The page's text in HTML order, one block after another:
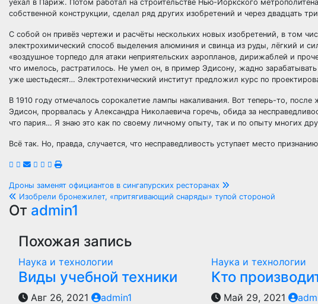
уехал в Париж. Потом работал на строительстве Нью-Йоркского
собственной конструкции, сделал ряд других изобретений и через двадцать
С собой он привёз чертежи и расчёты нескольких новых изобретений, в том
электрохимический способ выделения алюминия и свинца из руды, лёгкий и
«воздушное торпедо для атаки неприятельских аэропланов, дирижаблей и
что имелось, растратилось. Не умел он, в пример Эдисону, жадно
уже шестьдесят… Электротехнический институт предложил курс по
В 1910 году отмечалось сорокалетие лампы накаливания. Вот теперь-то,
Эдисон, прорвалась у Александра Николаевича горечь, обида за
что пария… Я знаю это как по своему личному опыту, так и по опыту многих
Всё так. Но, правда, случается, что несправедливость уступает место
Навигация
по
записям
Дроны заменят официантов в сингапурских ресторанах
Изобрели бронежилет, «притягивающий снаряды» тупой стороной
От admin1
Похожая запись
Наука и технологии
Виды учебной техники
Авг 26, 2021 admin1
Наука и технологии
Кто
Май 29, 2021